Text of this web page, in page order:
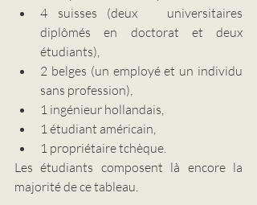
4 suisses (deux 	universitaires
diplômés en doctorat et deux
étudiants),
2 belges (un employé et un individu
sans profession),
1 ingénieur hollandais,
Les étudiants composent là encore la
majorité de ce tableau.